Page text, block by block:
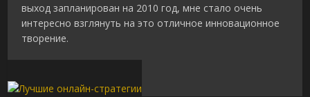
выход запланирован на 2010 год, мне стало очень
интересно взглянуть на это отличное инновационное
творение.